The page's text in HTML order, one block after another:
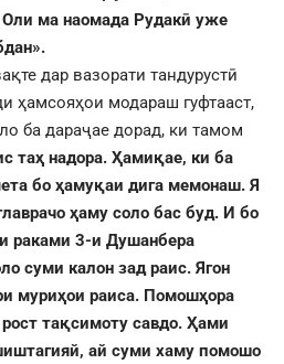
Оли ма наомада Рудакӣ уже
дар вазорати тандурустӣ
ҳамсояҳои модараш гуфтааст,
ба дараҷае дорад, ки тамом
таҳ надора. Ҳамиқае, ки ба
бо ҳамуқаи дига мемонаш. Я
ҳаму соло бас буд. И бо
раками 3-и Душанбера
суми калон зад раис. Ягон
муриҳои раиса. Помошҳора
тақсимоту савдо. Ҳами
ай суми хаму помошо